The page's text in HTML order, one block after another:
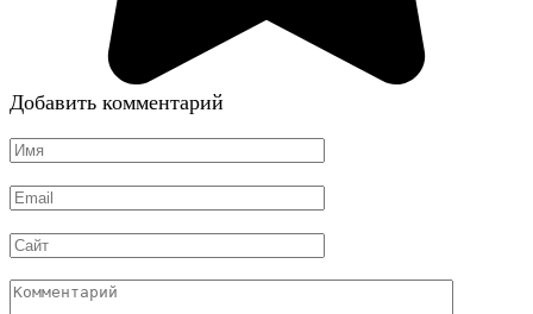
Добавить комментарий
Имя
Email
Сайт
Комментарий